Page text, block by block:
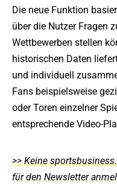
Die neue Funktion
über die Nutzer Fragen
Wettbewerben stellen
historischen Daten
und individuell
Fans beispielsweise
oder Toren einzelner
entsprechende Video-
>> Keine
für den Newsletter